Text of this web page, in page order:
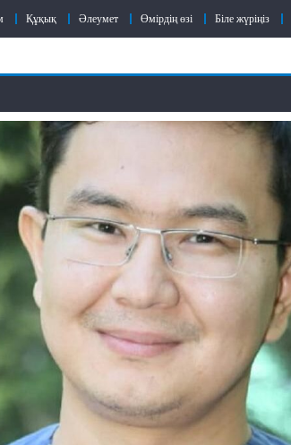
Құқық Әлеумет Өмірдің өзі Біле жүріңіз